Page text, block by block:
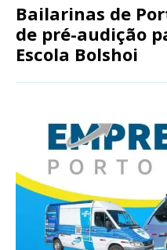
Bailarinas de
de pré-audição
Escola Bolshoi